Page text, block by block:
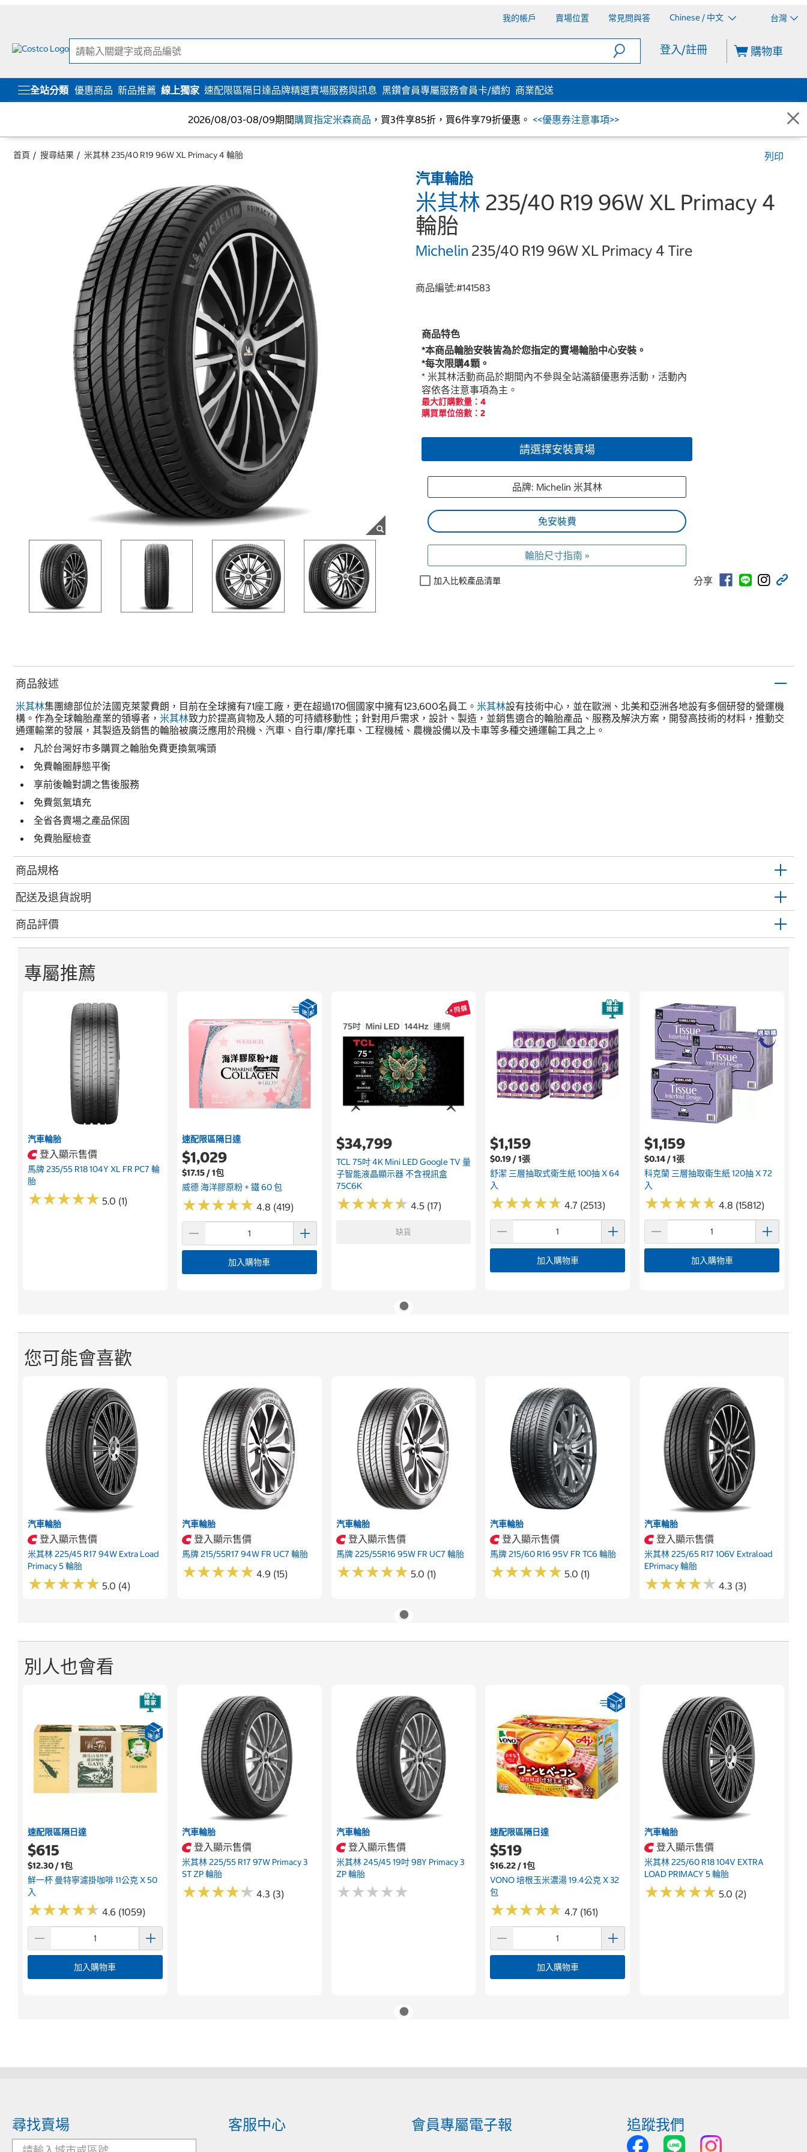
我的帳戶 賣場位置 常見問與答 Chinese / 中文 台灣
登入/註冊 購物車
全站分類 優惠商品 新品推薦 線上獨家 速配限區隔日達品牌精選賣場服務與訊息 黑鑽會員專屬服務會員卡/續約 商業配送
2026/08/03-08/09期間購買指定米森商品 ，買3件享85折，買6件享79折優惠。 <<優惠券注意事項>>
首頁 搜尋結果 米其林 235/40 R19 96W XL Primacy 4 輪胎 列印
汽車輪胎
米其林 235/40 R19 96W XL Primacy 4
輪胎
Michelin 235/40 R19 96W XL Primacy 4 Tire
商品編號:#141583
商品特色
*本商品輪胎安裝皆為於您指定的賣場輪胎中心安裝。
*每次限購4顆。
* 米其林活動商品於期間內不參與全站滿額優惠券活動，活動內
容依各注意事項為主。
最大訂購數量：4
購買單位倍數：2
請選擇安裝賣場
品牌: Michelin 米其林
免安裝費
輪胎尺寸指南 »
加入比較產品清單 分享
商品敍述
米其林集團總部位於法國克萊蒙費朗，目前在全球擁有71座工廠，更在超過170個國家中擁有123,600名員工。 米其林設有技術中心，並在歐洲、北美和亞洲各地設有多個研發的營運機
構。作為全球輪胎產業的領導者， 米其林致力於提高貨物及人類的可持續移動性；針對用戶需求，設計、製造，並銷售適合的輪胎產品、服務及解決方案，開發高技術的材料，推動交
通運輸業的發展，其製造及銷售的輪胎被廣泛應用於飛機、汽車、自行車/摩托車、工程機械、農機設備以及卡車等多種交通運輸工具之上。
凡於台灣好市多購買之輪胎免費更換氣嘴頭
免費輪圈靜態平衡
享前後輪對調之售後服務
免費氮氣填充
全省各賣場之產品保固
免費胎壓檢查
商品規格
配送及退貨說明
商品評價
專屬推薦
汽車輪胎
登入顯示售價
馬牌 235/55 R18 104Y XL FR PC7 輪
胎
★★★★★
★★★★★ 5.0 (1)
速配限區隔日達
$1,029
$17.15 / 1包
威德 海洋膠原粉 + 鐵 60 包
★★★★★
★★★★★ 4.8 (419)
加入購物車
$34,799
TCL 75吋 4K Mini LED Google TV 量
子智能液晶顯示器 不含視訊盒
75C6K
★★★★★
★★★★★ 4.5 (17)
缺貨
$1,159
$0.19 / 1張
舒潔 三層抽取式衛生紙 100抽 X 64
入
★★★★★
★★★★★ 4.7 (2513)
加入購物車
$1,159
$0.14 / 1張
科克蘭 三層抽取衛生紙 120抽 X 72
入
★★★★★
★★★★★ 4.8 (15812)
加入購物車
您可能會喜歡
汽車輪胎
登入顯示售價
米其林 225/45 R17 94W Extra Load
Primacy 5 輪胎
★★★★★
★★★★★ 5.0 (4)
汽車輪胎
登入顯示售價
馬牌 215/55R17 94W FR UC7 輪胎
★★★★★
★★★★★ 4.9 (15)
汽車輪胎
登入顯示售價
馬牌 225/55R16 95W FR UC7 輪胎
★★★★★
★★★★★ 5.0 (1)
汽車輪胎
登入顯示售價
馬牌 215/60 R16 95V FR TC6 輪胎
★★★★★
★★★★★ 5.0 (1)
汽車輪胎
登入顯示售價
米其林 225/65 R17 106V Extraload
EPrimacy 輪胎
★★★★★
★★★★★ 4.3 (3)
別人也會看
速配限區隔日達
$615
$12.30 / 1包
鮮一杯 曼特寧濾掛咖啡 11公克 X 50
入
★★★★★
★★★★★ 4.6 (1059)
加入購物車
汽車輪胎
登入顯示售價
米其林 225/55 R17 97W Primacy 3
ST ZP 輪胎
★★★★★
★★★★★ 4.3 (3)
汽車輪胎
登入顯示售價
米其林 245/45 19吋 98Y Primacy 3
ZP 輪胎
★★★★★
★★★★★
速配限區隔日達
$519
$16.22 / 1包
VONO 培根玉米濃湯 19.4公克 X 32
包
★★★★★
★★★★★ 4.7 (161)
加入購物車
汽車輪胎
登入顯示售價
米其林 225/60 R18 104V EXTRA
LOAD PRIMACY 5 輪胎
★★★★★
★★★★★ 5.0 (2)
尋找賣場 客服中心 會員專屬電子報 追蹤我們